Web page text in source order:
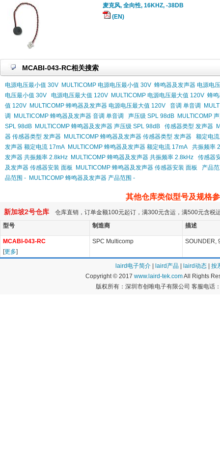
麦克风, 全向性, 16KHZ, -38DB
(EN)
MCABI-043-RC相关搜索
电源电压最小值 30V MULTICOMP 电源电压最小值 30V 蜂鸣器及发声器 电源电
电压最小值 30V
电源电压最大值 120V MULTICOMP 电源电压最大值 120V 蜂
值 120V MULTICOMP 蜂鸣器及发声器 电源电压最大值 120V 音调 单音调
调
MULTICOMP 蜂鸣器及发声器 音调 单音调 声压级 SPL 98dB MULTICOMP
SPL 98dB MULTICOMP 蜂鸣器及发声器 声压级 SPL 98dB 传感器类型 发声器
器 传感器类型 发声器 MULTICOMP 蜂鸣器及发声器 传感器类型 发声器
额定电
发声器 额定电流 17mA MULTICOMP 蜂鸣器及发声器 额定电流 17mA
共振频率
发声器 共振频率 2.8kHz MULTICOMP 蜂鸣器及发声器 共振频率 2.8kHz
传感器
及发声器 传感器安装 面板
MULTICOMP 蜂鸣器及发声器 传感器安装 面板
产品
品范围 - MULTICOMP 蜂鸣器及发声器 产品范围 -
其他仓库类似型号及规格
新加坡2号仓库 仓库直销，订单金额100元起订，满300元含运，满500元含税
型号
制造商 描述
MCABI-043-RC
[更多]
SPC Multicomp SOUNDER,
laird电子简介 laird产品 laird动态
按
Copyright © 2017 www.laird-tek.comAll Rights
版权所有：深圳市创唯电子有限公司 客服电话